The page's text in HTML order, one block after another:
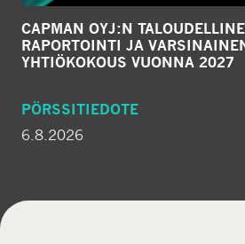
CAPMAN OYJ:N
RAPORTOINTI JA
YHTIÖKOKOUS VUONNA 2027
PÖRSSITIEDOTE
6.8.2026